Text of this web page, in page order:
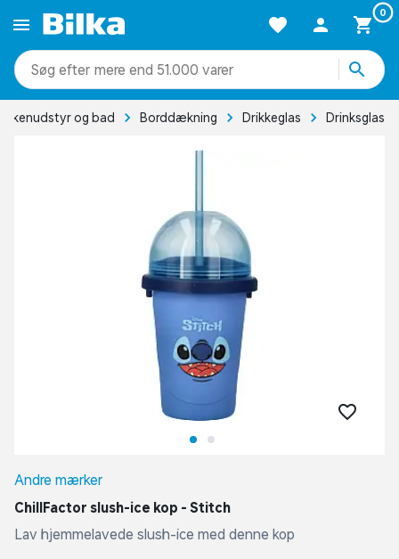
0
mere end 51.000 varer
og bad Borddækning Drikkeglas Drinksglas
Andre mærker
ChillFactor slush-ice kop - Stitch
Lav hjemmelavede slush-ice med denne kop